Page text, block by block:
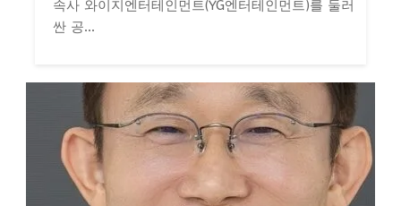
속사 와이지엔터테인먼트(YG엔터테인먼트)를 둘러
싼 공...